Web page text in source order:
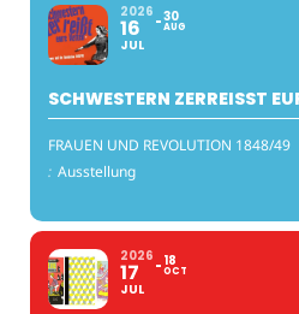
2026
16
JUL
30
AUG
SCHWESTERN ZERREISST
FRAUEN UND REVOLUTION 1848/49
: Ausstellung
2026
17
JUL
18
OCT